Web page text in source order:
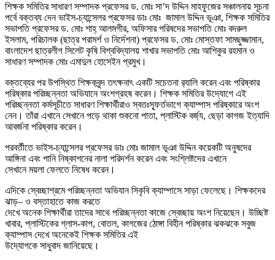
শিক্ষক সমিতির সাধারণ সম্পাদক প্রফেসর ড. মোঃ সা’দ উদ্দিন মাহফুজের সঞ্চালনায় সূচনা
পর্বে বক্তব্য দেন ভাইস-চ্যান্সেলর প্রফেসর ডাঃ মোঃ জামাল উদ্দিন ভূঞা, শিক্ষক সমিতির
সভাপতি প্রফেসর ড. মোঃ শাহ্ আলমগীর, অফিসার পরিষদের সভাপতি মোঃ বদরুল
ইসলাম, পরিচালক (ছাত্র পরামর্শ ও নির্দেশনা) প্রফেসর ড. মোঃ মোস্তফা সামছুজ্জামান,
বাংলাদেশ ছাত্রলীগ সিলেট কৃষি বিশ্ববিদ্যালয় শাখার সভাপতি মোঃ আশিকুর রহমান ও
সাধারণ সম্পাদক মোঃ এমাদুল হোসেইন প্রমুখ।
বক্তব্যের পর উপস্থিত শিক্ষকবৃন্দ তৎক্ষনাৎ একটি সচেতনা র‌্যালি করেন এবং পরিষ্কার
পরিষ্কার পরিচ্ছন্নতা অভিযানে অংশগ্রহষ করেন। শিক্ষক সমিতির উদ্যোগে এই
পরিচ্ছন্নতা কর্মসূচীতে সাধারণ শিক্ষার্থীরাও স্বতঃস্ফূর্তভাগে ক্যাম্পাস পরিষ্কারে অংশ
নেন। তাঁরা এখানে সেখানে পড়ে থাকা শুকনো পাতা, প্লাস্টিক বর্জ্য, ছেড়া কাগজ ইত্যাদি
আবর্জনা পরিষ্কার করেন।
পরবর্তীতে ভাইস-চ্যান্সেলর প্রফেসর ডাঃ মোঃ জামাল ভূঞা উদ্দিন কয়েকটি অনুষদের
আঙ্গিনা এবং পানি নিষ্কাশনের নালা পরিদর্শন করেন এবং সংশ্লিষ্টদের এখানে
সেখানে ময়লা ফেলতে নিষেধ করেন।
এদিকে স্বেচ্ছাশ্রমে পরিচ্ছন্নতা অভিযান সিকৃবি ক্যাম্পাসে সাড়া ফেলেছে। শিক্ষকদের
ঝাড়– ও বস্তাহাতে কাজ করতে
দেখে অনেক শিক্ষার্থীরা তাদের সাথে পরিচ্ছন্নতা কাজে স্বেচ্ছায় অংশ নিয়েছেন। উচ্ছিষ্ট
খাবার, প্লাস্টিকের গ্লাস-কাপ, বোতল, কাগজের ঠোঙ্গা বিহীন পরিষ্কার ঝকঝকে সবুজ
ক্যাম্পাস দেখে অনেকেই শিক্ষক সমিতির এই
উদ্যোগকে সাধুবাদ জানিয়েছে।